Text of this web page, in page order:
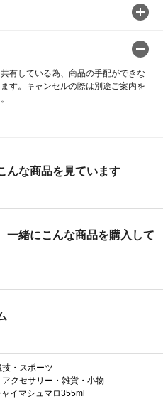
有している為、商品の手配ができな
す。キャンセルの際は別途ご案内を
んな商品を見ています
一緒にこんな商品を購入して
技・スポーツ
アクセサリー・雑貨・小物
イマシュマロ355ml